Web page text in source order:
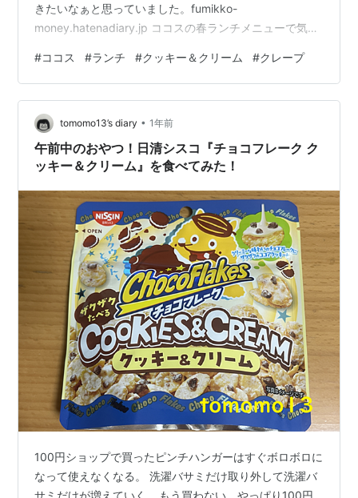
きたいなぁと思っていました。fumikko-
money.hatenadiary.jp ココスの春ランチメニューで気に
タ」。まだ食べてなかったのでそろそろ行こうと思い、
ココスへ向かったのですが…www.cocos-jpn.co.jp お店
に着くとドアに1枚の貼り紙が…「4/25（土）～
5/6（水）はランチメニューをお休みさせていただきま
す」。し、しまった…ホームページをよく見れば確かに
書いてあったの…
#ココス #ランチ #クッキー＆クリーム #クレープ
tomomo13’s diary • 1年前
午前中のおやつ！日清シスコ『チョコフレーク ク
ッキー＆クリーム』を食べてみた！
100円ショップで買ったピンチハンガーはすぐボロボロに
なって使えなくなる。 洗濯バサミだけ取り外して洗濯バ
サミだけが増えていく… もう買わない、やっぱり100円